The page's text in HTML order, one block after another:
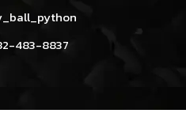
483-8837